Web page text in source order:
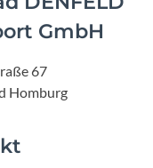
GmbH
67
Homburg